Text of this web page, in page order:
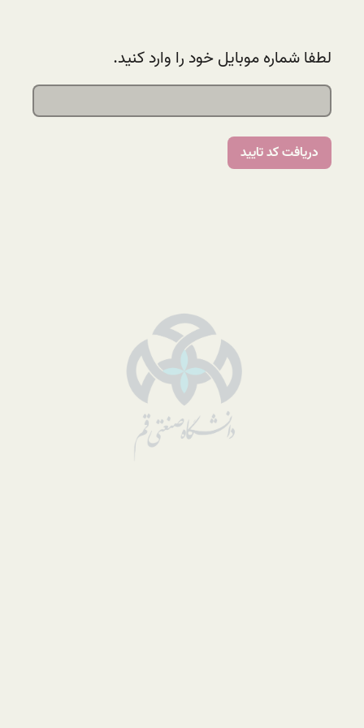
لطفا شماره موبایل خود را وارد کنید.
دریافت کد تایید